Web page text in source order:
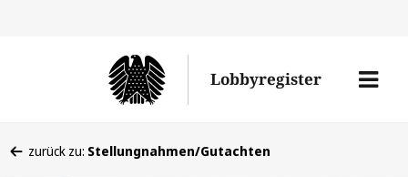
Lobbyregister
Menü
befinden
zurück zu: Stellungnahmen/Gutachten